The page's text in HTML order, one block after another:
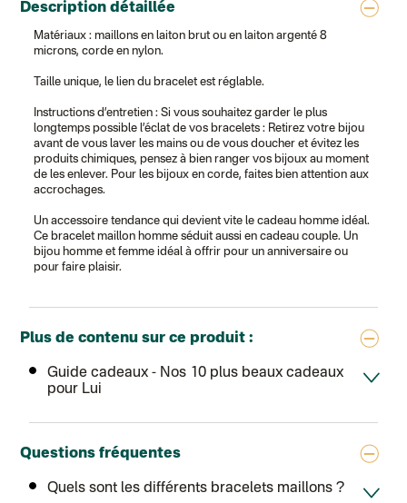
Colis suivi GLS (expédition Tikino)
Belgique
Lettre prioritaire
Chronopost Belgique
Chronopost - Livraison express à domicile: Colis livré en 1 à 3
Colissimo suivi (expédition partenaire)
Chronopost - Livraison Europe en relais Pickup : Colis livré en 2 à
Colissimo suivi (expédition Soundivine)
Colissimo suivi (expédition Cheer Moda)
Colis suivi (DPD)
Colissimo suivi (expédition Toi-même)
Lettre suivie (expédition par Noémie, la créatrice)
Colissimo suivi (expédition Zebrabook)
Colissimo suivi (expédition Minoe)
Lettre suivie (expédition Atelier Aismée)
DPD colis suivi (expédition Bounce)
DPD colis suivi (expédition La Boîte Concept)
Colis suivi (expédition Loia)
Colissimo personnalisé
Colis suivi GLS (expédition Tikino)
Luxembourg
UPS: Livraison sous 7 jours
Description détaillée
Matériaux : maillons en laiton brut ou en laiton argenté 8
microns, corde en nylon.
Taille unique, le lien du bracelet est réglable.
Instructions d’entretien : Si vous souhaitez garder le plus
longtemps possible l’éclat de vos bracelets : Retirez votre bijou
avant de vous laver les mains ou de vous doucher et évitez les
produits chimiques, pensez à bien ranger vos bijoux au moment
de les enlever. Pour les bijoux en corde, faites bien attention aux
accrochages.
Un accessoire tendance qui devient vite le cadeau homme idéal.
Ce bracelet maillon homme séduit aussi en cadeau couple. Un
bijou homme et femme idéal à offrir pour un anniversaire ou
pour faire plaisir.
Plus de contenu sur ce produit :
Guide cadeaux - Nos 10 plus beaux cadeaux
pour Lui
Questions fréquentes
Quels sont les différents bracelets maillons ?